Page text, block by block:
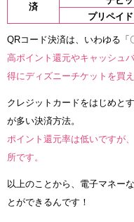
済
プリペイ
QRコード決済は、いわゆる「
高ポイント還元やキャッシュ
得にディズニーチケットを買
クレジットカードをはじめと
が多い決済方法。
ポイント還元率は低いですが
所です。
以上のことから、電子マネー
とができるんです！